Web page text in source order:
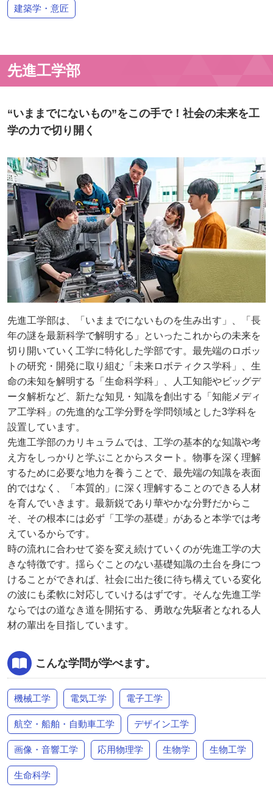
建築学・意匠
先進工学部
“いままでにないもの”をこの手で！社会の未来を工
学の力で切り開く
先進工学部は、「いままでにないものを生み出す」、「長
年の謎を最新科学で解明する」といったこれからの未来を
切り開いていく工学に特化した学部です。最先端のロボッ
トの研究・開発に取り組む「未来ロボティクス学科」、生
命の未知を解明する「生命科学科」、人工知能やビッグデ
ータ解析など、新たな知見・知識を創出する「知能メディ
ア工学科」の先進的な工学分野を学問領域とした3学科を
設置しています。
先進工学部のカリキュラムでは、工学の基本的な知識や考
え方をしっかりと学ぶことからスタート。物事を深く理解
するために必要な地力を養うことで、最先端の知識を表面
的ではなく、「本質的」に深く理解することのできる人材
を育んでいきます。最新鋭であり華やかな分野だからこ
そ、その根本には必ず「工学の基礎」があると本学では考
えているからです。
時の流れに合わせて姿を変え続けていくのが先進工学の大
きな特徴です。揺らぐことのない基礎知識の土台を身につ
けることができれば、社会に出た後に待ち構えている変化
の波にも柔軟に対応していけるはずです。そんな先進工学
ならではの道なき道を開拓する、勇敢な先駆者となれる人
材の輩出を目指しています。
こんな学問が学べます。
機械工学 電気工学 電子工学
航空・船舶・自動車工学 デザイン工学
画像・音響工学 応用物理学 生物学 生物工学
生命科学